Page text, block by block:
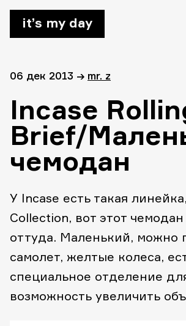
it’s my day
06 дек 2013 → mr. z
Incase
Brief/
чемодан
У Incase есть такая
Collection, вот этот чемодан
оттуда. Маленький, можно
самолет, желтые колеса,
специальное отделение
возможность увеличить